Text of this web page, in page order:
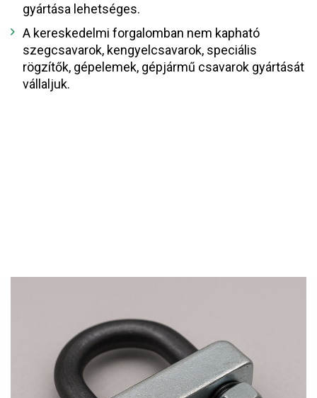
gyártása lehetséges.
A kereskedelmi forgalomban nem kapható
szegcsavarok, kengyelcsavarok, speciális
rögzítők, gépelemek, gépjármű csavarok gyártását
vállaljuk.